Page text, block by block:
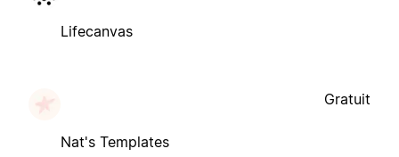
Lifecanvas
Nat's Templates
Gratuit